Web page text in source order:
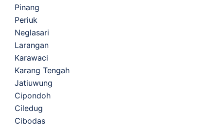
Pinang
Periuk
Neglasari
Larangan
Karawaci
Karang Tengah
Jatiuwung
Cipondoh
Ciledug
Cibodas